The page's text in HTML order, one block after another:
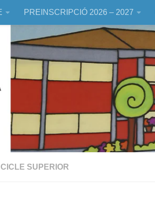
PREINSCRIPCIÓ 2026 – 2027
CICLE SUPERIOR